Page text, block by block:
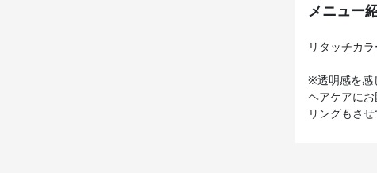
メニュー
リタッチカ
※透明感を感
ヘアケアに
リングもさせ